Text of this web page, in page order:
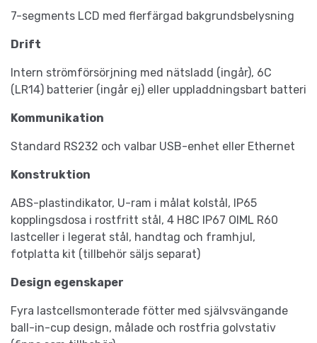
7-segments LCD med flerfärgad bakgrundsbelysning
Drift
Intern strömförsörjning med nätsladd (ingår), 6C
(LR14) batterier (ingår ej) eller uppladdningsbart batteri
Kommunikation
Standard RS232 och valbar USB-enhet eller Ethernet
Konstruktion
ABS-plastindikator, U-ram i målat kolstål, IP65
kopplingsdosa i rostfritt stål, 4 H8C IP67 OIML R60
lastceller i legerat stål, handtag och framhjul,
fotplatta kit (tillbehör säljs separat)
Design egenskaper
Fyra lastcellsmonterade fötter med självsvängande
ball-in-cup design, målade och rostfria golvstativ